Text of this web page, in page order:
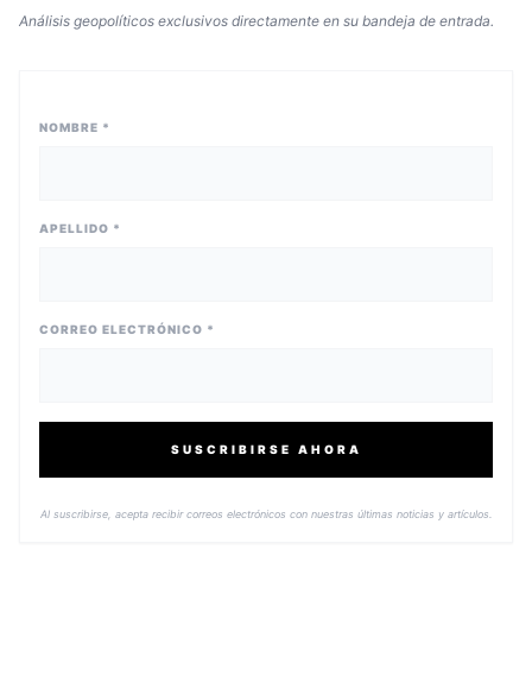
Análisis geopolíticos exclusivos directamente en su bandeja de entrada.
NOMBRE *
APELLIDO *
CORREO ELECTRÓNICO *
SUSCRIBIRSE AHORA
Al suscribirse, acepta recibir correos electrónicos con nuestras últimas noticias y artículos.